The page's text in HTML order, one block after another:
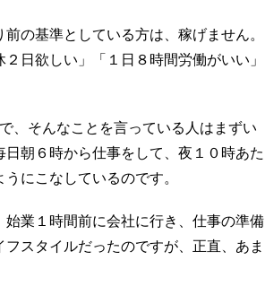
の基準としている方は、稼げません。
日欲しい」「１日８時間労働がいい」
、そんなことを言っている人はまずい
朝６時から仕事をして、夜１０時あた
にこなしているのです。
業１時間前に会社に行き、仕事の準備
スタイルだったのですが、正直、あま